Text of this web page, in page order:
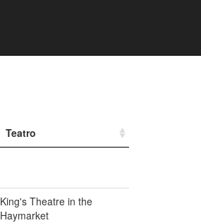
Teatro
King's Theatre in the
Haymarket